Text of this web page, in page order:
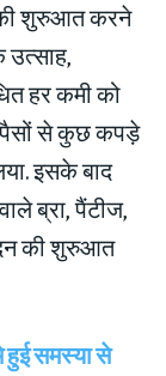
की शुरुआत करने
हर कमी को
पैसों से कुछ कपड़े
इसके बाद
ब्रा, पैंटीज,
की शुरुआत
समस्या से